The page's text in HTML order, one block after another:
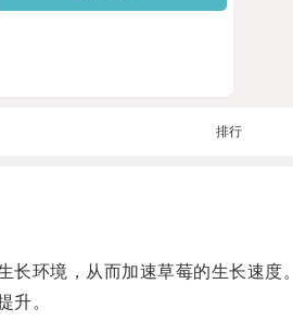
排行
环境，从而加速草莓的生长速度。
升。